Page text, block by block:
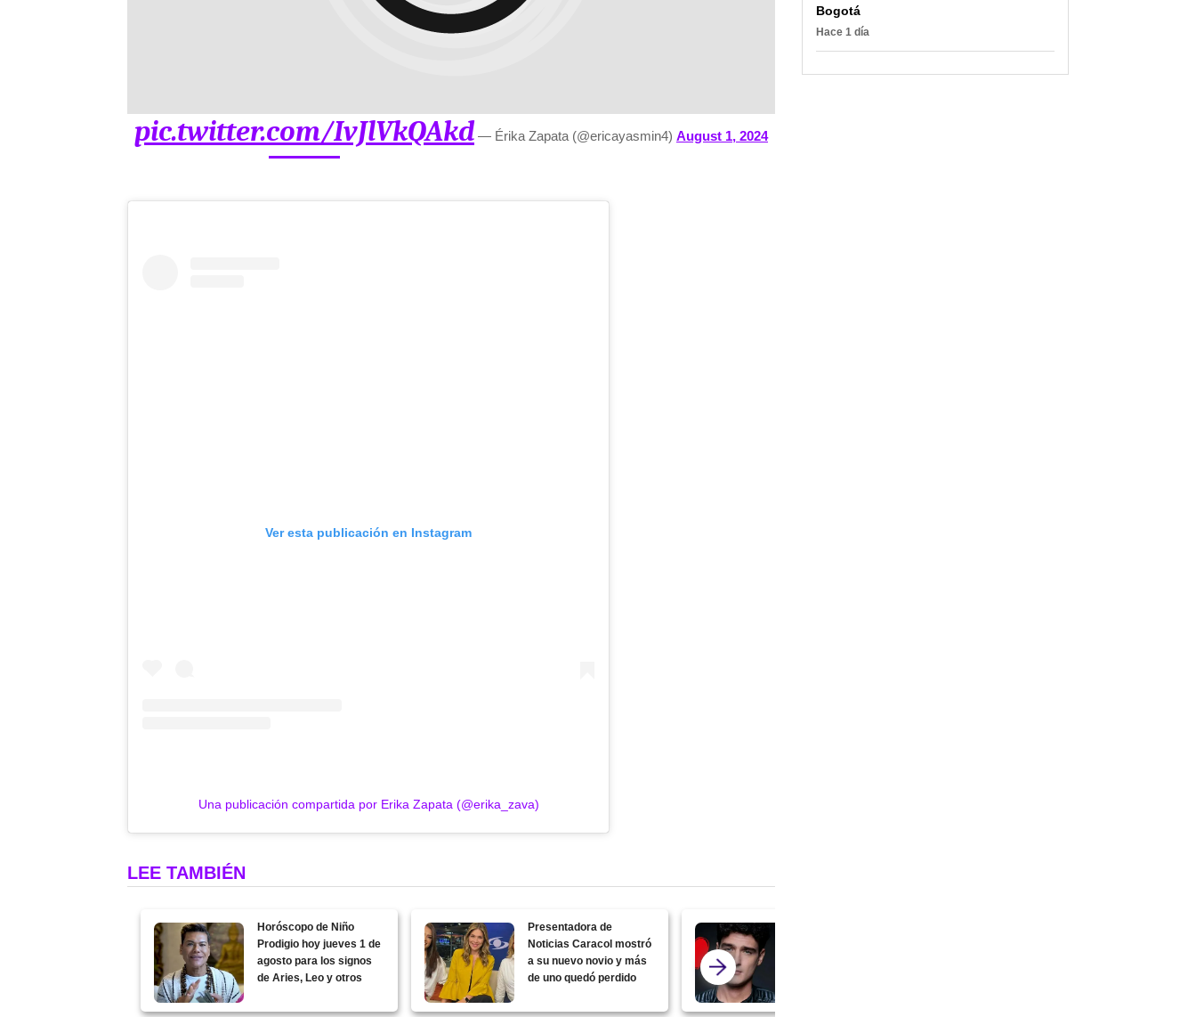
pic.twitter.com/IvJlVkQAkd — Érika Zapata (@ericayasmin4) August 1, 2024
Ver esta publicación en Instagram
Una publicación compartida por Erika Zapata (@erika_zava)
LEE TAMBIÉN
Horóscopo de Niño
Prodigio hoy jueves 1 de
agosto para los signos
de Aries, Leo y otros
Presentadora de
Noticias Caracol mostró
a su nuevo novio y más
de uno quedó perdido
Bogotá
Hace 1 día